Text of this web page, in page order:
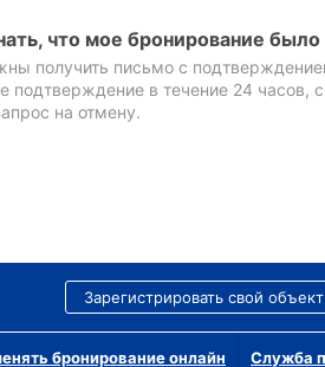
что мое бронирование
получить письмо с
подтверждение в течение 24 часов,
на отмену.
Зарегистрировать свой объект
бронирование онлайн Служба